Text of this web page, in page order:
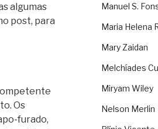
algumas
post, para
Os
furado,
Manuel S.
Maria Helena
Mary Zaidan
Melchíades
Miryam Wiley
Nelson Merlin